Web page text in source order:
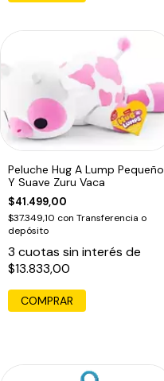
Peluche Hug A Lump Pequeño
Y Suave Zuru Vaca
$41.499,00
$37.349,10 con Transferencia o
depósito
3 cuotas sin interés de
$13.833,00